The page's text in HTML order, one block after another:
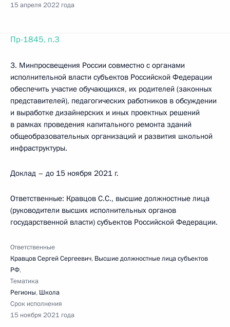
15 апреля 2022 года
Пр-1845, п.3
3. Минпросвещения России совместно с органами
исполнительной власти субъектов Российской Федерации
обеспечить участие обучающихся, их родителей (законных
представителей), педагогических работников в обсуждении
и выработке дизайнерских и иных проектных решений
в рамках проведения капитального ремонта зданий
общеобразовательных организаций и развития школьной
инфраструктуры.
Доклад – до 15 ноября 2021 г.
Ответственные: Кравцов С.С., высшие должностные лица
(руководители высших исполнительных органов
государственной власти) субъектов Российской Федерации.
Ответственные
Кравцов Сергей Сергеевич, Высшие должностные лица субъектов
РФ,
Тематика
Регионы, Школа
Срок исполнения
15 ноября 2021 года